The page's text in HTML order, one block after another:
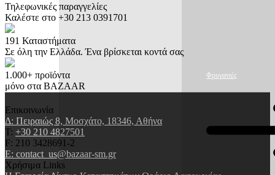
Φρυγανιές
Τηλεφωνικές παραγγελίες
Καλέστε στο +30 213 0391701
191 Καταστήματα
Σε όλη την Ελλάδα. Ένα βρίσκεται κοντά σας
1.000+ προϊόντα
μόνο στα BAZAAR
Επικοινωνία
Δ: Πειραιώς 8, Μοσχάτο, 18346, Αθήνα
Τ: +30 210 4827501
F: 210 3428691-2
E: contact_us@bazaar-sm.gr
Χρήσιμα Links